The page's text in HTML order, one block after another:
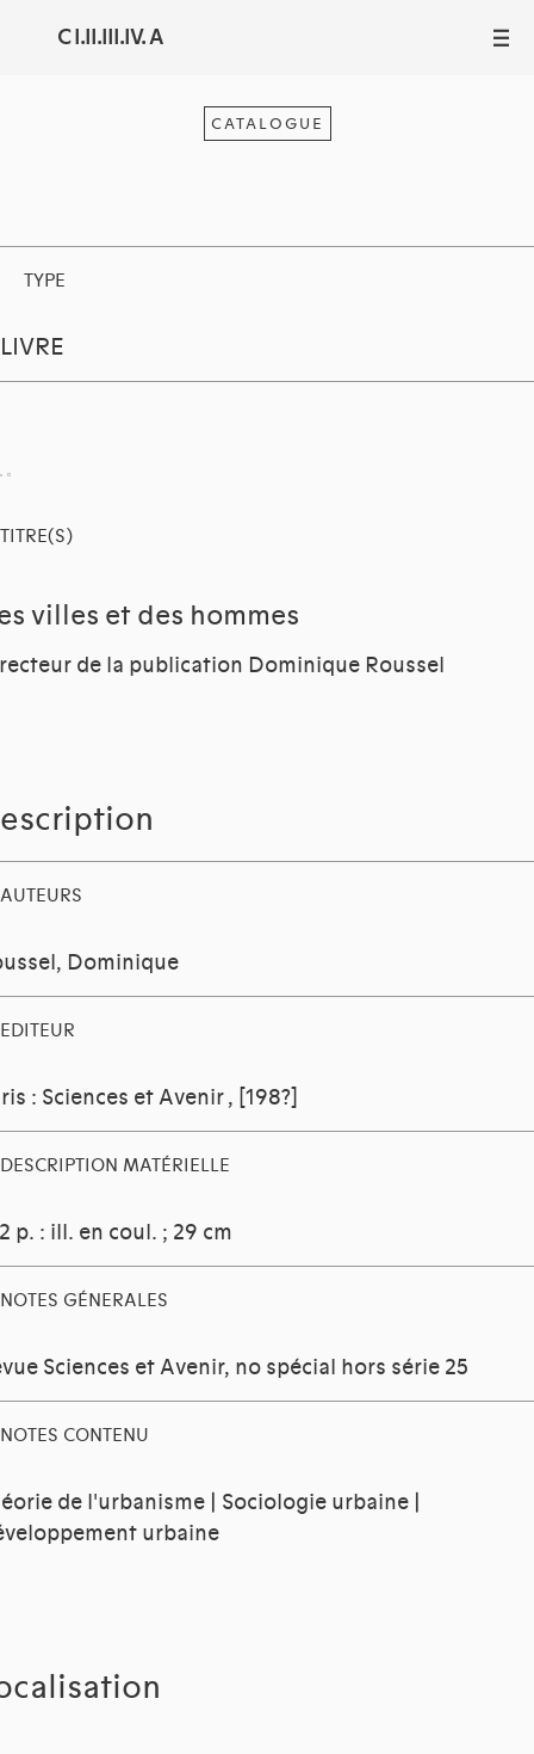
C I.II.III.IV. A III
CATALOGUE
TYPE
LIVRE
TITRE(S)
villes et des hommes
de la publication Dominique Roussel
AUTEURS
Dominique
EDITEUR
: Sciences et Avenir, [198?]
DESCRIPTION MATÉRIELLE
p. : ill. en coul. ; 29 cm
NOTES GÉNERALES
Sciences et Avenir, no spécial hors série 25
NOTES CONTENU
de l'urbanisme | Sociologie urbaine |
urbaine